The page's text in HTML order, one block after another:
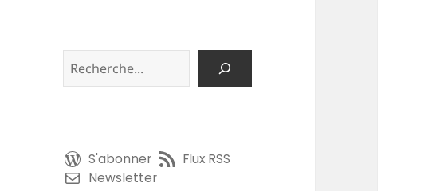
S'abonner
Flux RSS
Newsletter